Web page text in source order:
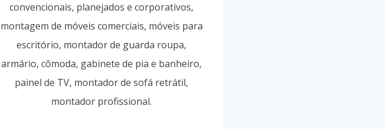
convencionais, planejados e corporativos,
montagem de móveis comerciais, móveis para
escritório, montador de guarda roupa,
armário, cômoda, gabinete de pia e banheiro,
painel de TV, montador de sofá retrátil,
montador profissional.